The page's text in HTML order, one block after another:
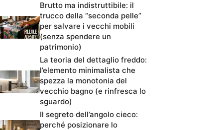
Brutto ma indistruttibile: il
trucco della “seconda pelle”
per salvare i vecchi mobili
(senza spendere un
patrimonio)
La teoria del dettaglio freddo:
l’elemento minimalista che
spezza la monotonia del
vecchio bagno (e rinfresca lo
sguardo)
Il segreto dell’angolo cieco:
perché posizionare lo